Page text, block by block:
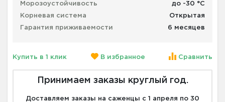
Морозоустойчивость до -30 °С
Корневая система Открытая
Гарантия приживаемости 6 месяцев
Купить в 1 клик В избранное Сравнить
Принимаем заказы круглый год.
Доставляем заказы на саженцы с 1 апреля по 30